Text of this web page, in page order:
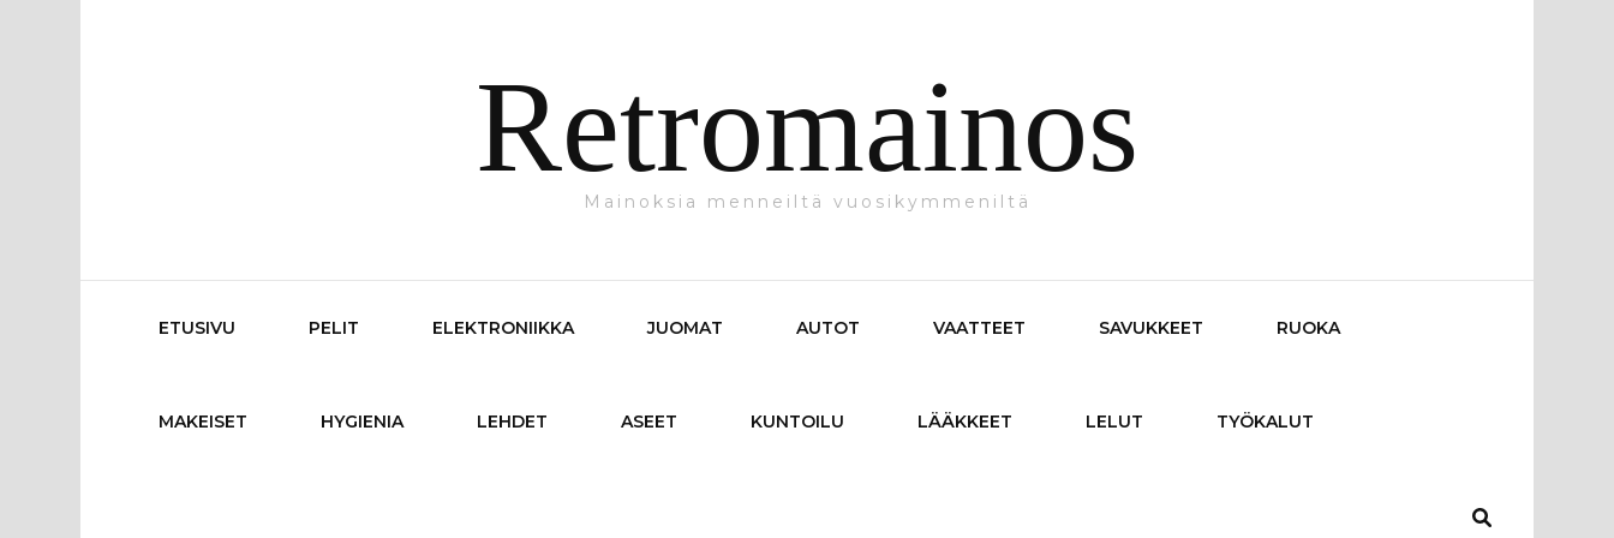
Retromainos
Mainoksia menneiltä vuosikymmeniltä
ETUSIVU PELIT ELEKTRONIIKKA JUOMAT AUTOT VAATTEET SAVUKKEET RUOKA
MAKEISET HYGIENIA LEHDET ASEET KUNTOILU LÄÄKKEET LELUT TYÖKALUT